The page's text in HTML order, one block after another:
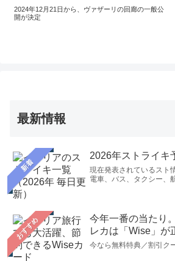
2024年12月21日から、ヴァザーリの回廊の一般公
開が決定
最新情報
新着
2026年ストライキ
現在発表されているスト
電車、バス、タクシー、
おすすめ
今年一番の当たり
レカは「Wise」が
今なら無料特典／割引ク